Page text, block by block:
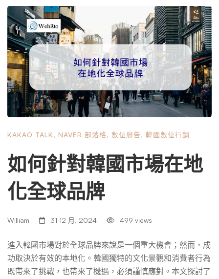
球最佳實踐。這是為了適應信任、社區參與和技術驅動的個
人化占主導地位的市場。讓我們探討韓國與眾不同的關鍵方
面，以及為什麼針對這個市場量身訂做策略至關重要。 平
台偏好：韓國與全球市場 在韓國，本土平台比全球巨頭更
具優勢，提供專門迎合韓國人喜好和生活方式的功能。 Nav
er 和 Kakao 的力量 Naver 和 KakaoTalk 主導韓國的數位生
態系統，為韓國人的線上互動方式設定了標準。 Naver 通常
被稱為“韓國的Google”，它不僅提供搜尋服務，還提供綜合
體驗。用戶依靠 Naver 部落格進行評論、透過 Naver Cafe
所有這些都在一個平台上進行。這種整體方法意味著品牌可
手機用戶的普及率高達 99%，是韓國領先的訊息應用程
式。但它不僅僅是一個聊天平台。 Kakao 整合了支付服務
(KakaoPay)、內容串流 (KakaoTV)，甚至交通 (KakaoTaxi)。
對於行銷人員來說，KakaoTalk 商業頻道和定向廣告可以直
接接觸高度參與的受眾，使其成為行銷活動中不可或缺的工
與韓國本土巨頭競爭。 Google 在韓國搜尋引擎使用量中所
佔比例不到 …
KAKAO TALK, NAVER 部落格, 數位廣告, 韓國數位行銷
如何針對韓國市場在地
化全球品牌
William 31 12 月, 2024 499 views
進入韓國市場對於全球品牌來說是一個重大機會；然而，成
功取決於有效的本地化。韓國獨特的文化景觀和消費者行為
既帶來了挑戰，也帶來了機遇，必須謹慎應對。本文探討了